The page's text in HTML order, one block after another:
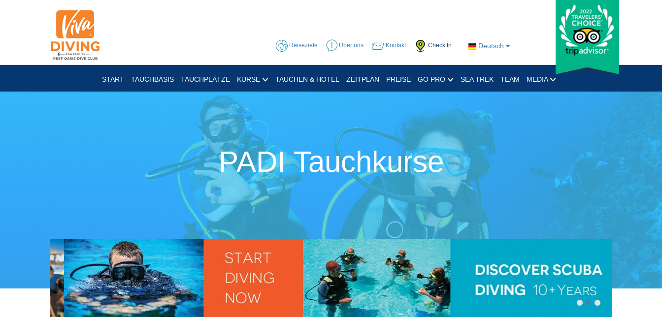
Deutsch
Reiseziele Über uns Kontakt Check In
START TAUCHBASIS TAUCHPLÄTZE KURSE TAUCHEN & HOTEL ZEITPLAN PREISE GO PRO SEA TREK TEAM MEDIA
PADI Tauchkurse